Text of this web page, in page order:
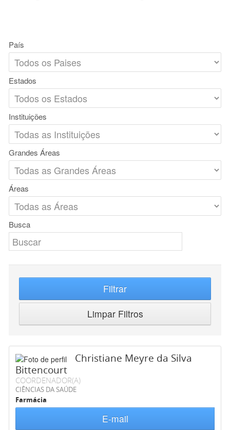
País
Estados
Instituições
Grandes Áreas
Áreas
Busca
Filtrar
Limpar Filtros
Christiane Meyre da Silva
Bittencourt
COORDENADOR(A)
CIÊNCIAS DA SAÚDE
Farmácia
E-mail